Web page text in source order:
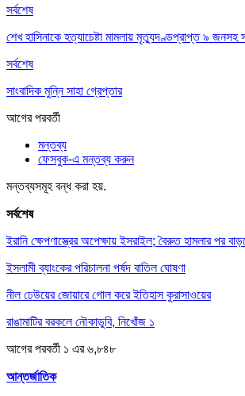
সর্বশেষ
শেখ হাসিনাকে হত্যাচেষ্টা মামলায় মৃত্যুদণ্ডপ্রাপ্ত ৯ জনসহ
সর্বশেষ
সাংবাদিক মুন্নি সাহা গ্রেপ্তার
আগেরপরবর্তী
মন্তব্য
ফেসবুক-এ মন্তব্য করুন
মন্তব্যসমূহ বন্ধ করা হয়.
সর্বশেষ
ইরানি ক্ষেপণাস্ত্রের অপেক্ষায় ইসরাইল; বৈরুত হামলার পর
ইসলামী ব্যাংকের পরিচালনা পর্ষদ বাতিল ঘোষণা
নীল ঢেউয়ের জোয়ারে গোল করে ইতিহাস কুরাসাওয়ের
রাঙামাটির বরকলে নৌকাডুবি, নিখোঁজ ১
আগেরপরবর্তী ১ এর ৬,৮৪৮
আন্তর্জাতিক